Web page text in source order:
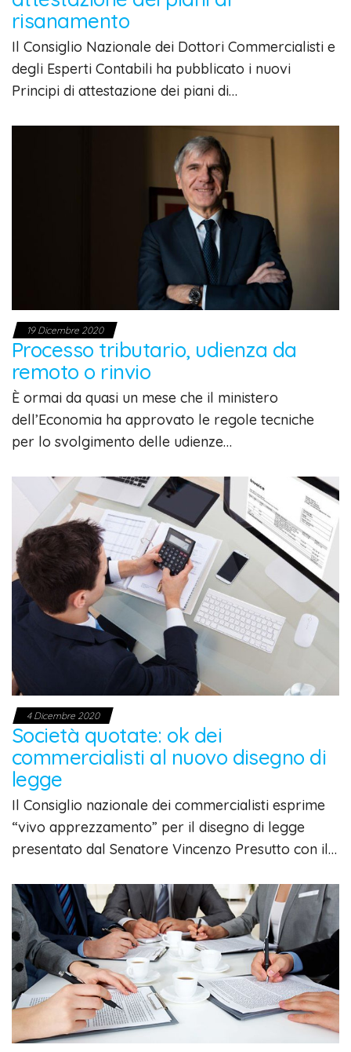
risanamento
Il Consiglio Nazionale dei Dottori Commercialisti e
degli Esperti Contabili ha pubblicato i nuovi
Principi di attestazione dei piani di…
19 Dicembre 2020
Processo tributario, udienza da
remoto o rinvio
È ormai da quasi un mese che il ministero
dell’Economia ha approvato le regole tecniche
per lo svolgimento delle udienze…
4 Dicembre 2020
Società quotate: ok dei
commercialisti al nuovo disegno di
legge
Il Consiglio nazionale dei commercialisti esprime
“vivo apprezzamento” per il disegno di legge
presentato dal Senatore Vincenzo Presutto con il…